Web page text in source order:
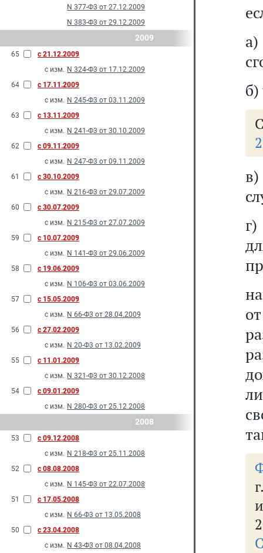
N 377-Ф3 от 27.12.2009
N 383-Ф3 от 29.12.2009
2009
65
с 21.12.2009
с изм. N 324-Ф3 от 17.12.2009
64
с 17.11.2009
с изм. N 245-Ф3 от 03.11.2009
63
с 13.11.2009
с изм. N 241-Ф3 от 30.10.2009
62
с 09.11.2009
с изм. N 247-Ф3 от 09.11.2009
61
с 30.10.2009
с изм. N 216-Ф3 от 29.07.2009
60
с 30.07.2009
с изм. N 215-Ф3 от 27.07.2009
59
с 10.07.2009
с изм. N 141-Ф3 от 29.06.2009
58
с 19.06.2009
с изм. N 106-Ф3 от 03.06.2009
57
с 15.05.2009
с изм. N 66-Ф3 от 28.04.2009
56
с 27.02.2009
с изм. N 20-Ф3 от 13.02.2009
55
с 11.01.2009
с изм. N 321-Ф3 от 30.12.2008
54
с 09.01.2009
с изм. N 280-Ф3 от 25.12.2008
2008
53
с 09.12.2008
с изм. N 218-Ф3 от 25.11.2008
52
с 08.08.2008
с изм. N 145-Ф3 от 22.07.2008
51
с 17.05.2008
с изм. N 66-Ф3 от 13.05.2008
50
с 23.04.2008
с изм. N 43-Ф3 от 08.04.2008
б)